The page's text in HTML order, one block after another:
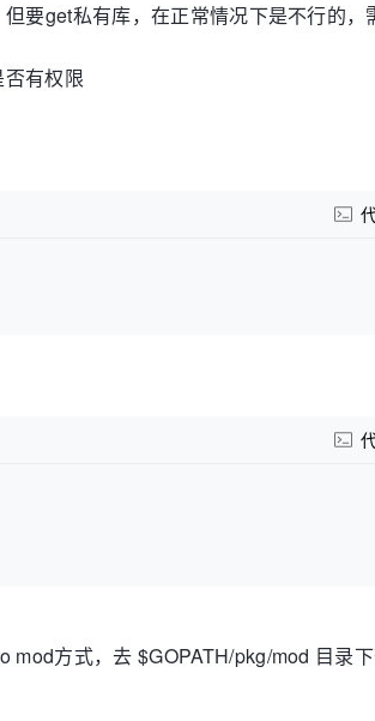
要get私有库，在正常情况下是不行的，
有权限
方式，去 $GOPATH/pkg/mod 目录下